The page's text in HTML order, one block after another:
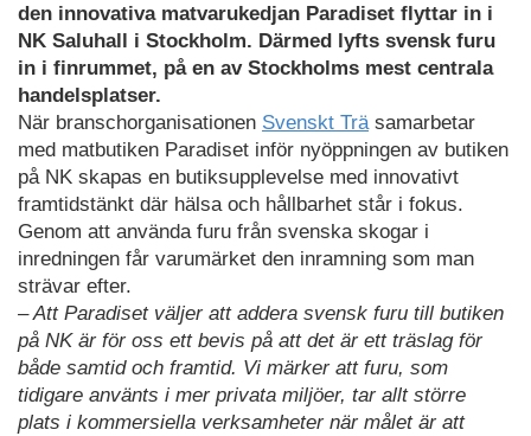
den innovativa matvarukedjan Paradiset flyttar in i
NK Saluhall i Stockholm. Därmed lyfts svensk furu
in i finrummet, på en av Stockholms mest centrala
handelsplatser.
När branschorganisationen Svenskt Träsamarbetar
med matbutiken Paradiset inför nyöppningen av butiken
på NK skapas en butiksupplevelse med innovativt
framtidstänkt där hälsa och hållbarhet står i fokus.
Genom att använda furu från svenska skogar i
inredningen får varumärket den inramning som man
strävar efter.
– Att Paradiset väljer att addera svensk furu till butiken
på NK är för oss ett bevis på att det är ett träslag för
både samtid och framtid. Vi märker att furu, som
tidigare använts i mer privata miljöer, tar allt större
plats i kommersiella verksamheter när målet är att